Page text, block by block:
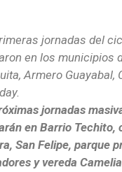
jornadas del
en los municipios
Armero Guayabal,
jornadas
en Barrio Techito,
San Felipe, parque
y vereda